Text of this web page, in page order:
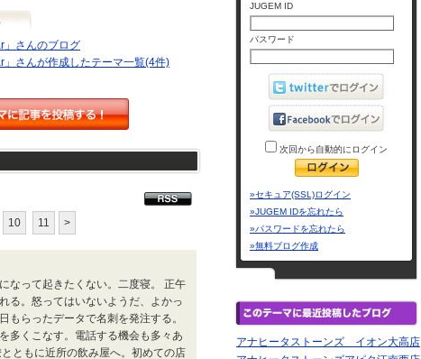
」さんのブログ
」さんが作成したテーマ一覧(4件)
10 11 >
なって起きたくない。二度寝。 正午
る。怒ってはいないようだ、よかっ
らったデータで名刺を発注する。
多くこなす。電話する機会も多々あ
ともに近所の飲み屋へ。初めての店
JUGEM ID
パスワード
次回から自動的にログイン
»セキュア(SSL)ログイン
»JUGEM IDを忘れたら
»パスワードを忘れたら
»無料ブログ作成
アナヒータストーンズ イオン大高店